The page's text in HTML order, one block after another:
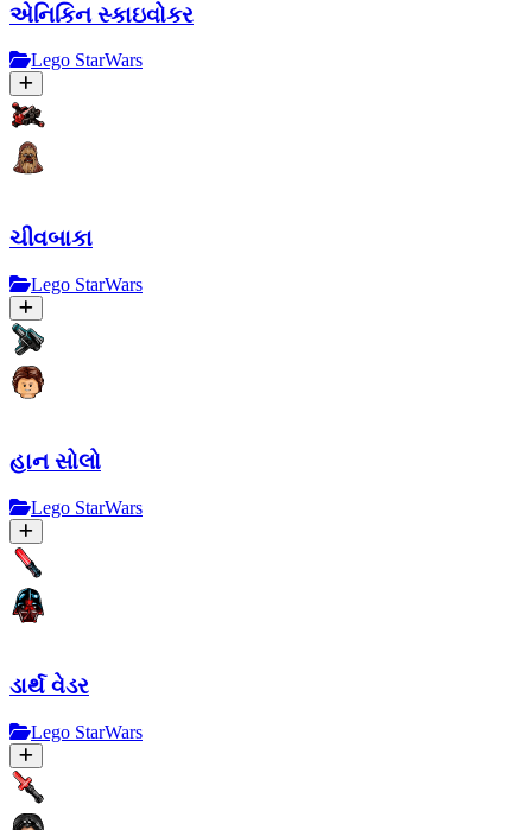
એનિકિન સ્કાઇવોકર
Lego StarWars
ચીવબાકા
Lego StarWars
હાન સોલો
Lego StarWars
ડાર્થ વેડર
Lego StarWars